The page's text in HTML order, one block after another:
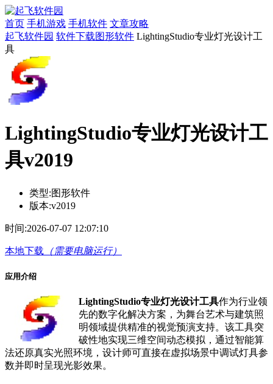
首页 手机游戏 手机软件 文章攻略
起飞软件园 软件下载图形软件 LightingStudio专业灯光设计工
具
LightingStudio专业灯光设计工
具v2019
类型:图形软件
版本:v2019
时间:2026-07-07 12:07:10
本地下载 （需要电脑运行）
应用介绍
LightingStudio专业灯光设计工具作为行业领
先的数字化解决方案，为舞台艺术与建筑照
明领域提供精准的视觉预演支持。该工具突
破性地实现三维空间动态模拟，通过智能算
法还原真实光照环境，设计师可直接在虚拟场景中调试灯具参
数并即时呈现光影效果。